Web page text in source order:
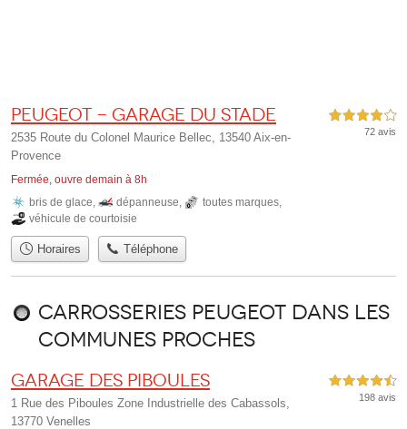
Peugeot - Garage du Stade
2535 Route du Colonel Maurice Bellec, 13540 Aix-en-
Provence
Fermée, ouvre demain à 8h
4,0 étoiles sur 5
72 avis
bris de glace, dépanneuse, toutes marques,
véhicule de courtoisie
Horaires Téléphone
Carrosseries Peugeot dans les
communes proches
Garage des Piboules
1 Rue des Piboules Zone Industrielle des Cabassols,
13770 Venelles
4,5 étoiles sur 5
198 avis